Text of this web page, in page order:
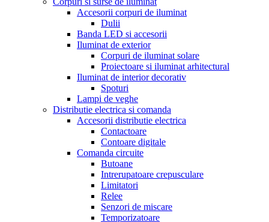
Accesorii corpuri de iluminat
Dulii
Banda LED si accesorii
Iluminat de exterior
Corpuri de iluminat solare
Proiectoare si iluminat arhitectural
Iluminat de interior decorativ
Spoturi
Lampi de veghe
Distributie electrica si comanda
Accesorii distributie electrica
Contactoare
Contoare digitale
Comanda circuite
Butoane
Intrerupatoare crepusculare
Limitatori
Relee
Senzori de miscare
Temporizatoare